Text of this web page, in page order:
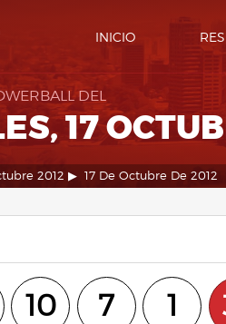
INICIO
DEL
17
2012 17 De Octubre De 2012
10 7 1